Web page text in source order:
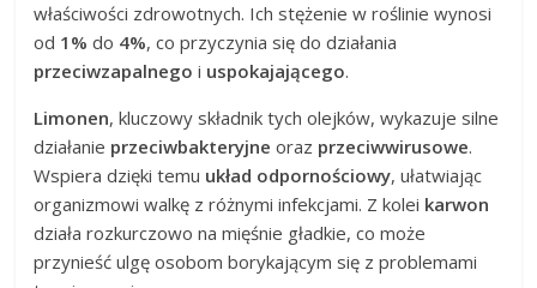
właściwości zdrowotnych. Ich stężenie w roślinie wynosi
od 1% do 4%, co przyczynia się do działania
przeciwzapalnego i uspokajającego.
Limonen, kluczowy składnik tych olejków, wykazuje silne
działanie przeciwbakteryjne oraz przeciwwirusowe.
Wspiera dzięki temu układ odpornościowy, ułatwiając
organizmowi walkę z różnymi infekcjami. Z kolei karwon
działa rozkurczowo na mięśnie gładkie, co może
przynieść ulgę osobom borykającym się z problemami